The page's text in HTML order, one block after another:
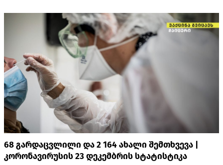
68 გარდაცვლილი და 2 164 ახალი შემთხვევა |
კორონავირუსის 23 დეკემბრის სტატისტიკა